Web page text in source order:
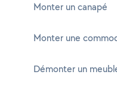
Monter un canapé
Monter une
Démonter un